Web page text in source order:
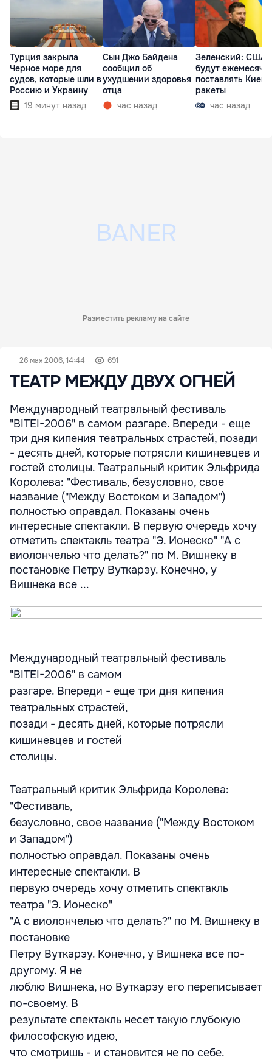
Турция закрыла
Черное море для
судов, которые шли в
Россию и Украину
19 минут назад
Сын Джо Байдена
сообщил об
ухудшении здоровья
отца
час назад
Зеленский: США
будут
поставлять Киеву
ракеты
час назад
Разместить рекламу на сайте
26 мая 2006, 14:44 691
ТЕАТР МЕЖДУ ДВУХ ОГНЕЙ
Международный театральный фестиваль
"BITEI-2006" в самом разгаре. Впереди - еще
три дня кипения театральных страстей, позади
- десять дней, которые потрясли кишиневцев и
гостей столицы. Театральный критик Эльфрида
Королева: "Фестиваль, безусловно, свое
название ("Между Востоком и Западом")
полностью оправдал. Показаны очень
интересные спектакли. В первую очередь хочу
отметить спектакль театра "Э. Ионеско" "А с
виолончелью что делать?" по М. Вишнеку в
постановке Петру Вуткарэу. Конечно, у
Вишнека все ...
Международный театральный фестиваль
"BITEI-2006" в самом
разгаре. Впереди - еще три дня кипения
театральных страстей,
позади - десять дней, которые потрясли
кишиневцев и гостей
столицы.
Театральный критик Эльфрида Королева:
"Фестиваль,
безусловно, свое название ("Между Востоком
и Западом")
полностью оправдал. Показаны очень
интересные спектакли. В
первую очередь хочу отметить спектакль
театра "Э. Ионеско"
"А с виолончелью что делать?" по М. Вишнеку в
постановке
Петру Вуткарэу. Конечно, у Вишнека все по-
другому. Я не
люблю Вишнека, но Вуткарэу его переписывает
по-своему. В
результате спектакль несет такую глубокую
философскую идею,
что смотришь - и становится не по себе.